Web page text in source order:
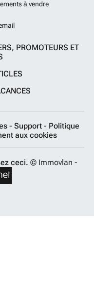
à vendre
PROMOTEURS ET
- Support - Politique
aux cookies
ceci. © Immovlan -